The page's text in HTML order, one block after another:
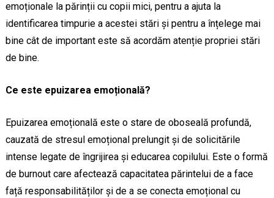
emoționale la părinții cu copii mici, pentru a ajuta la
identificarea timpurie a acestei stări și pentru a înțelege mai
bine cât de important este să acordăm atenție propriei stări
de bine.
Ce este epuizarea emoțională?
Epuizarea emoțională este o stare de oboseală profundă,
cauzată de stresul emoțional prelungit și de solicitările
intense legate de îngrijirea și educarea copilului. Este o formă
de burnout care afectează capacitatea părintelui de a face
față responsabilităților și de a se conecta emoțional cu